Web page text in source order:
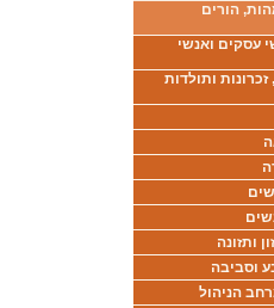
הורים
עסקים ואנשי
זכרונות ותולדות
ותזונה
וסביבה
הניהול